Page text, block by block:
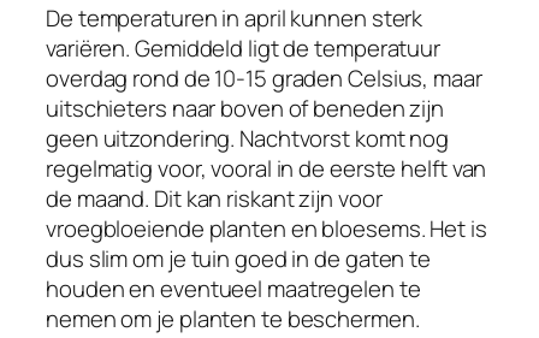
De temperaturen in april kunnen sterk
variëren. Gemiddeld ligt de temperatuur
overdag rond de 10-15 graden Celsius, maar
uitschieters naar boven of beneden zijn
geen uitzondering. Nachtvorst komt nog
regelmatig voor, vooral in de eerste helft van
de maand. Dit kan riskant zijn voor
vroegbloeiende planten en bloesems. Het is
dus slim om je tuin goed in de gaten te
houden en eventueel maatregelen te
nemen om je planten te beschermen.